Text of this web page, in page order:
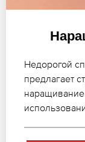
Недорогой
предлагает